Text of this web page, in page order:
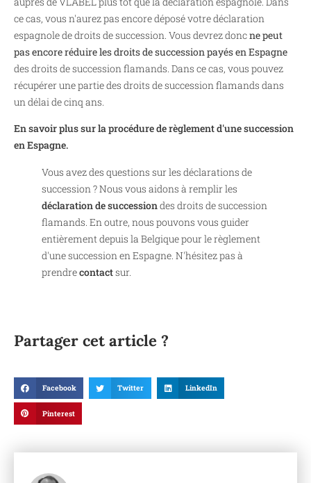
ce cas, vous n'aurez pas encore déposé votre déclaration
espagnole de droits de succession. Vous devrez doncne peut
pas encore réduire les droits de succession payés en Espagne
des droits de succession flamands. Dans ce cas, vous pouvez
récupérer une partie des droits de succession flamands dans
un délai de cinq ans.
En savoir plus sur la procédure de règlement d'une succession
en Espagne.
Vous avez des questions sur les déclarations de
succession ? Nous vous aidons à remplir les
déclaration de succession des droits de succession
flamands. En outre, nous pouvons vous guider
entièrement depuis la Belgique pour le règlement
d'une succession en Espagne. N'hésitez pas à
prendrecontactsur.
Partager cet article ?
Facebook Twitter LinkedIn
Pinterest